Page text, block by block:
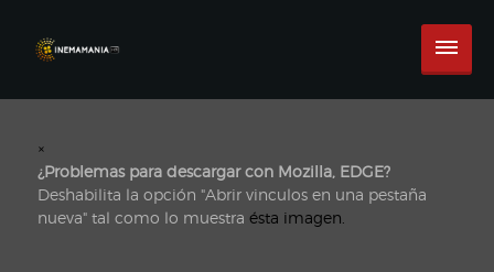
×
¿Problemas para descargar con Mozilla, EDGE?
Deshabilita la opción "Abrir vinculos en una pestaña
nueva" tal como lo muestra ésta imagen.